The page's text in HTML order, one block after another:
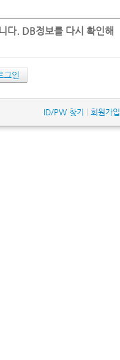
다. DB정보를 다시 확인해
그인
ID/PW 찾기 회원가입